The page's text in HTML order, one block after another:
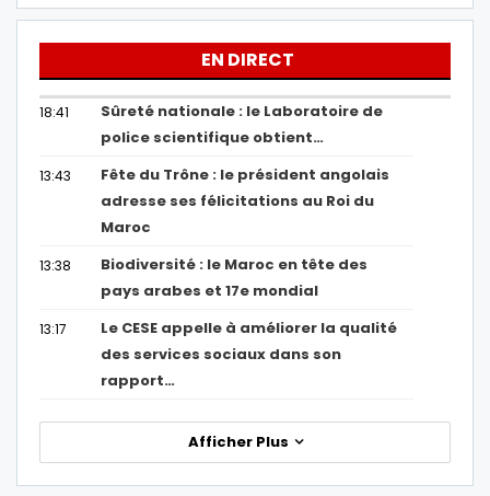
EN DIRECT
18:41
Sûreté nationale : le Laboratoire de
police scientifique obtient…
13:43
Fête du Trône : le président angolais
adresse ses félicitations au Roi du
Maroc
13:38
Biodiversité : le Maroc en tête des
pays arabes et 17e mondial
13:17
Le CESE appelle à améliorer la qualité
des services sociaux dans son
rapport…
Afficher Plus